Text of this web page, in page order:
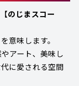
のじまスコー
意味します。
アート、美味し
に愛される空間